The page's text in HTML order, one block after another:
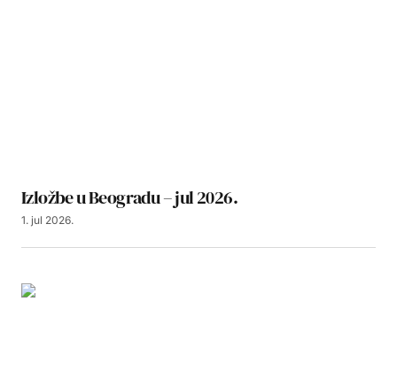
Izložbe u Beogradu – jul 2026.
1. jul 2026.